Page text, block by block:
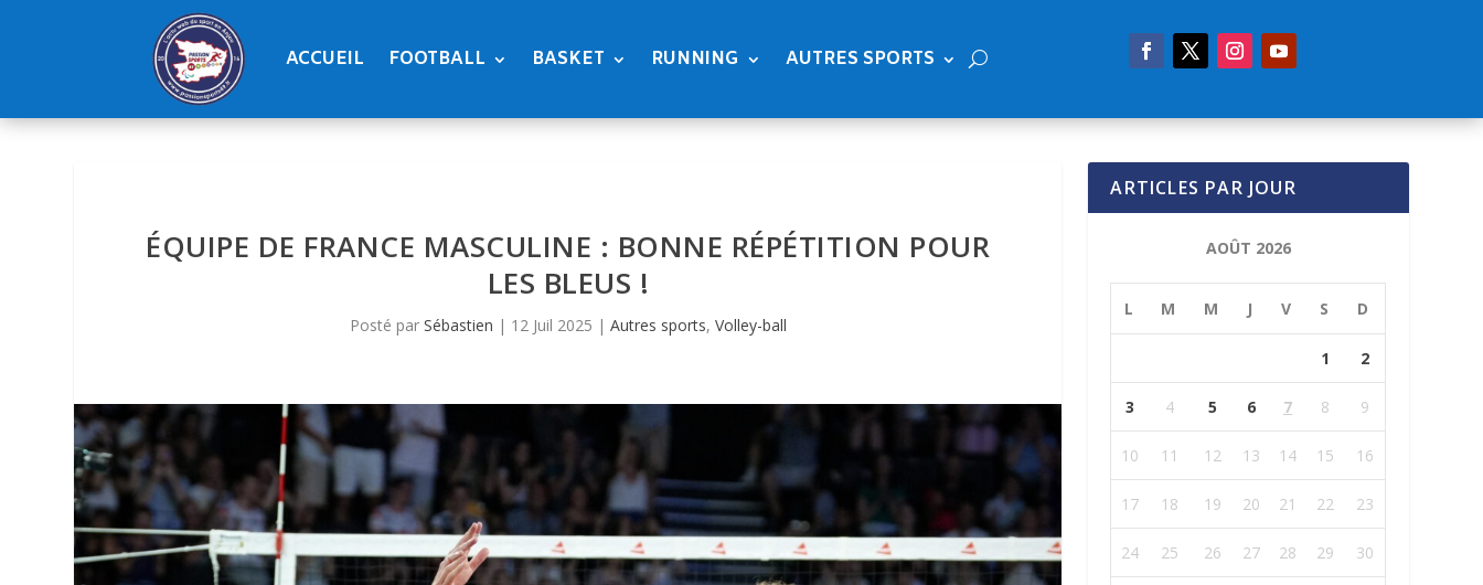
ACCUEIL FOOTBALL BASKET RUNNING AUTRES SPORTS
ÉQUIPE DE FRANCE MASCULINE : BONNE RÉPÉTITION POUR
LES BLEUS !
Posté par Sébastien | 12 Juil 2025 | Autres sports, Volley-ball
ARTICLES PAR JOUR
AOÛT 2026
L M M J V S D
1 2
3 4 5 6 7 8 9
10 11 12 13 14 15 16
17 18 19 20 21 22 23
24 25 26 27 28 29 30